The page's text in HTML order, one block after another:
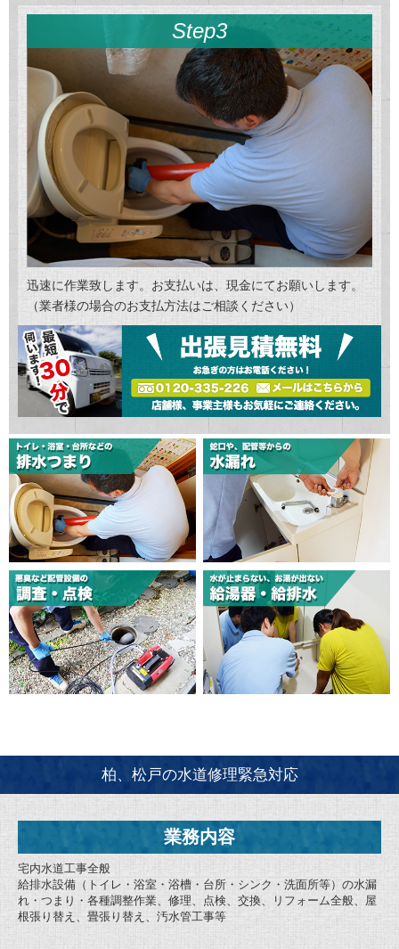
Step3
迅速に作業致します。お支払いは、現金にてお願いします。
（業者様の場合のお支払方法はご相談ください）
柏、松戸の水道修理緊急対応
業務内容
宅内水道工事全般
給排水設備（トイレ・浴室・浴槽・台所・シンク・洗面所等）の水漏
れ・つまり・各種調整作業、修理、点検、交換、リフォーム全般、屋
根張り替え、畳張り替え、汚水管工事等